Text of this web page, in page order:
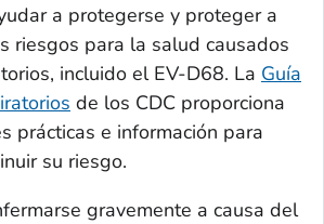
a protegerse y proteger a
riesgos para la salud causados
incluido el EV-D68. La Guía
de los CDC proporciona
prácticas e información para
su riesgo.
gravemente a causa del